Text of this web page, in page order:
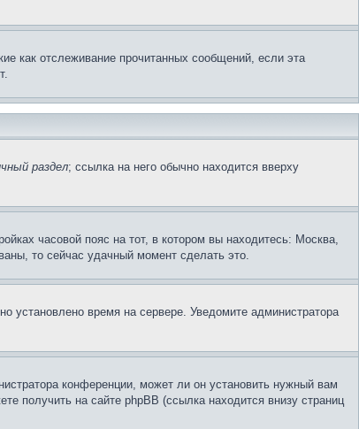
как отслеживание прочитанных сообщений, если эта
раздел; ссылка на него обычно находится вверху
часовой пояс на тот, в котором вы находитесь: Москва,
то сейчас удачный момент сделать это.
установлено время на сервере. Уведомите администратора
конференции, может ли он установить нужный вам
получить на сайте phpBB (ссылка находится внизу страниц